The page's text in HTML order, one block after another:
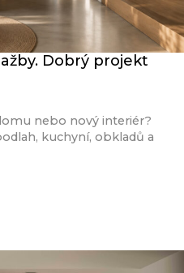
Dobrý projekt
nebo nový interiér?
kuchyní, obkladů a